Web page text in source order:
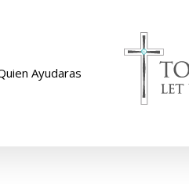
Ayudaras